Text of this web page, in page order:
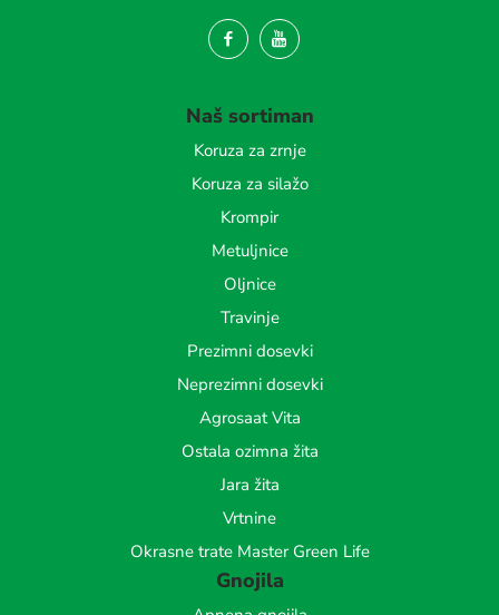
Naš sortiman
Koruza za zrnje
Koruza za silažo
Krompir
Metuljnice
Oljnice
Travinje
Prezimni dosevki
Neprezimni dosevki
Agrosaat Vita
Ostala ozimna žita
Jara žita
Vrtnine
Okrasne trate Master Green Life
Gnojila